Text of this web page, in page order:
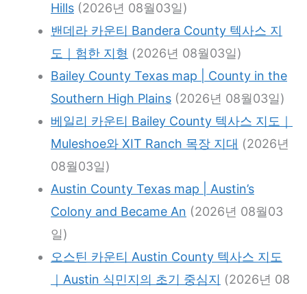
Hills (2026년 08월03일)
밴데라 카운티 Bandera County 텍사스 지
도｜험한 지형 (2026년 08월03일)
Bailey County Texas map | County in the
Southern High Plains (2026년 08월03일)
베일리 카운티 Bailey County 텍사스 지도｜
Muleshoe와 XIT Ranch 목장 지대 (2026년
08월03일)
Austin County Texas map | Austin’s
Colony and Became An (2026년 08월03
일)
오스틴 카운티 Austin County 텍사스 지도
｜Austin 식민지의 초기 중심지 (2026년 08